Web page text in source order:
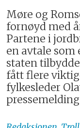
Møre og
fornøyd med
Partene i
en avtale som
staten
fått flere
fylkesleder